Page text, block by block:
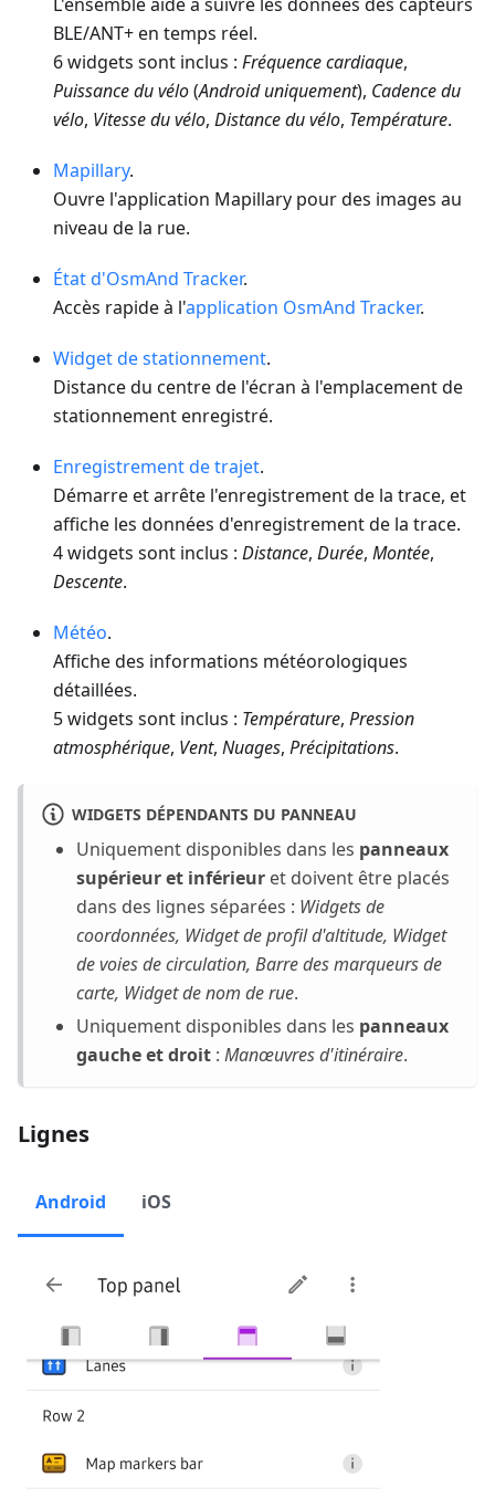
BLE/ANT+ en temps réel.
6 widgets sont inclus : Fréquence cardiaque,
Puissance du vélo(Android uniquement), Cadence du
vélo, Vitesse du vélo, Distance du vélo, Température.
Mapillary.
Ouvre l'application Mapillary pour des images au
niveau de la rue.
État d'OsmAnd Tracker.
Accès rapide à l'application OsmAnd Tracker.
Widget de stationnement.
Distance du centre de l'écran à l'emplacement de
stationnement enregistré.
Enregistrement de trajet.
Démarre et arrête l'enregistrement de la trace, et
affiche les données d'enregistrement de la trace.
4 widgets sont inclus : Distance, Durée, Montée,
Descente.
Météo.
Affiche des informations météorologiques
détaillées.
5 widgets sont inclus : Température, Pression
atmosphérique, Vent, Nuages, Précipitations.
WIDGETS DÉPENDANTS DU PANNEAU
Uniquement disponibles dans les panneaux
supérieur et inférieur et doivent être placés
dans des lignes séparées : Widgets de
coordonnées, Widget de profil d'altitude, Widget
de voies de circulation, Barre des marqueurs de
carte, Widget de nom de rue.
Uniquement disponibles dans les panneaux
gauche et droit : Manœuvres d'itinéraire.
Lignes
Android iOS